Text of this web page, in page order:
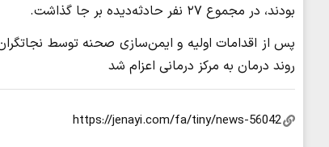
بودند، در مجموع ۲۷ نفر حادثه‌دیده بر جا گذاشت.
پس از اقدامات اولیه و ایمن‌سازی صحنه توسط
روند درمان به مرکز درمانی اعزام شد